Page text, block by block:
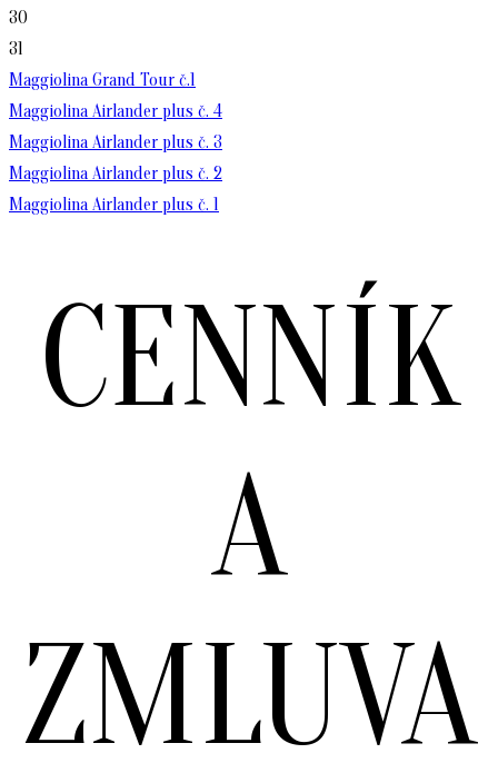
30
31
Maggiolina Grand Tour č.1
Maggiolina Airlander plus č. 4
Maggiolina Airlander plus č. 3
Maggiolina Airlander plus č. 2
Maggiolina Airlander plus č. 1
CENNÍK
A
ZMLUVA